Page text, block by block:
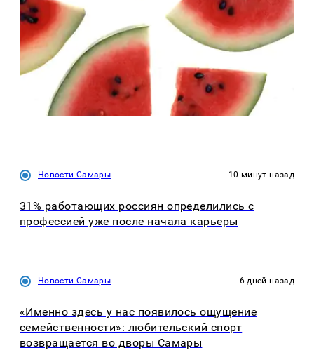
Новости Самары 10 минут назад
31% работающих россиян определились с
профессией уже после начала карьеры
Новости Самары 6 дней назад
«Именно здесь у нас появилось ощущение
семейственности»: любительский спорт
возвращается во дворы Самары